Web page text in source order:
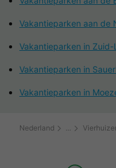
Vakantieparken aan de
Vakantieparken in Zuid-
Vakantieparken in
Vakantieparken in
Nederland